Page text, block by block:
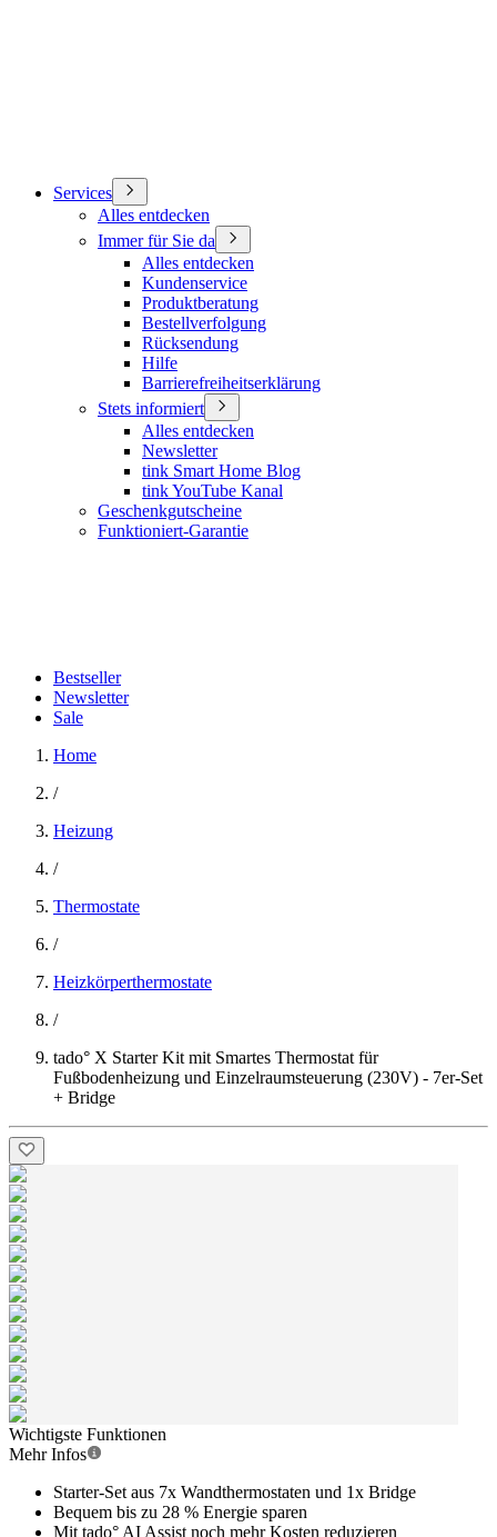
Services
Alles entdecken
Immer für Sie da
Alles entdecken
Kundenservice
Produktberatung
Bestellverfolgung
Rücksendung
Hilfe
Barrierefreiheitserklärung
Stets informiert
Alles entdecken
Newsletter
tink Smart Home Blog
tink YouTube Kanal
Geschenkgutscheine
Funktioniert-Garantie
Bestseller
Newsletter
Sale
Home
/
Heizung
/
Thermostate
/
Heizkörperthermostate
/
tado° X Starter Kit mit Smartes Thermostat für
Fußbodenheizung und Einzelraumsteuerung (230V) - 7er-Set
+ Bridge
Wichtigste Funktionen
Mehr Infos
Starter-Set aus 7x Wandthermostaten und 1x Bridge
Bequem bis zu 28 % Energie sparen
Mit tado° AI Assist noch mehr Kosten reduzieren